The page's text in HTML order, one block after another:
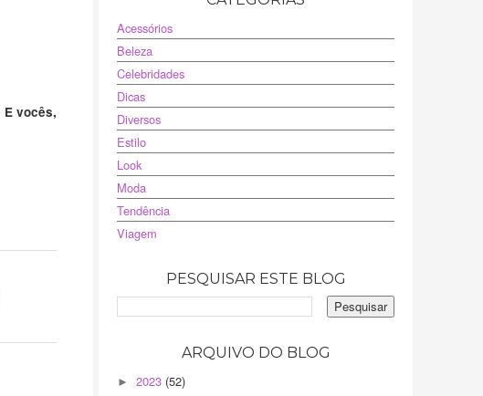
E vocês,
Acessórios
Beleza
Celebridades
Dicas
Diversos
Estilo
Look
Moda
Tendência
Viagem
PESQUISAR ESTE BLOG
ARQUIVO DO BLOG
► 2023 (52)